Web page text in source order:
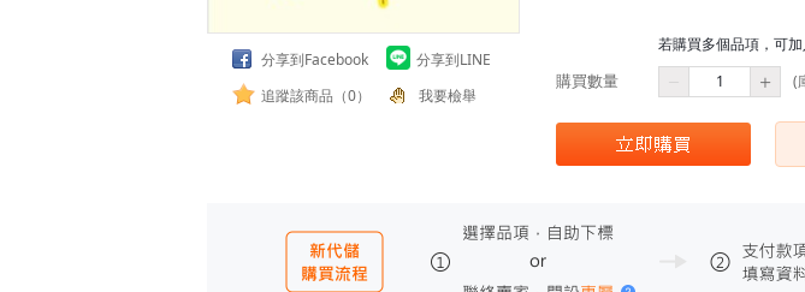
分享到Facebook
分享到LINE
追蹤該商品（0）
我要檢舉
若購買多個品項，可
購買數量 (